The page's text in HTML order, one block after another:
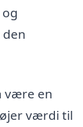
den
være en
værdi til